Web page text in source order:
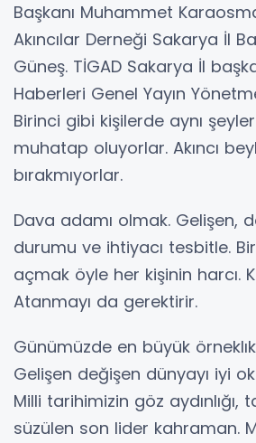
Başkanı Muhammet
Akıncılar Derneği Sakarya İl
Güneş. TİGAD Sakarya İl
Haberleri Genel Yayın
Birinci gibi kişilerde aynı
muhatap oluyorlar. Akıncı
bırakmıyorlar.
Dava adamı olmak. Gelişen,
durumu ve ihtiyacı tesbitle.
açmak öyle her kişinin harcı.
Atanmayı da gerektirir.
Günümüzde en büyük
Gelişen değişen dünyayı iyi
Milli tarihimizin göz aydınlığı,
süzülen son lider kahraman.